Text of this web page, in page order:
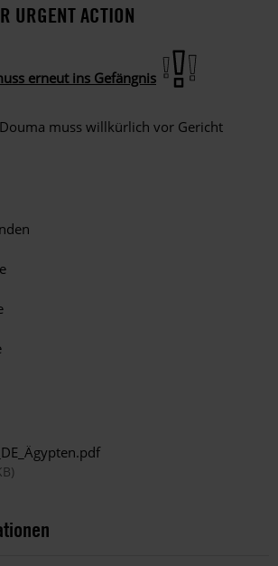
URGENT ACTION
erneut ins Gefängnis
muss willkürlich vor Gericht